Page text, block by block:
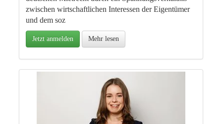
zwischen wirtschaftlichen Interessen der Eigentümer
und dem soz
Jetzt anmelden Mehr lesen